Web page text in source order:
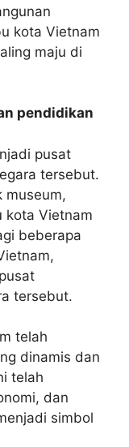
kota Vietnam
maju di
pendidikan
pusat
tersebut.
museum,
kota Vietnam
beberapa
tersebut.
telah
dinamis dan
telah
dan
simbol